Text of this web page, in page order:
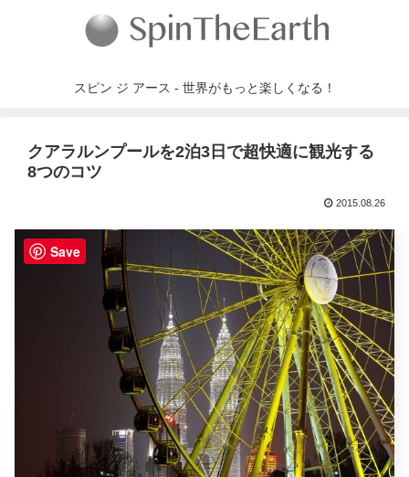
スピン ジ アース - 世界がもっと楽しくなる！
クアラルンプールを2泊3日で超快適に観光する
8つのコツ
2015.08.26
Save